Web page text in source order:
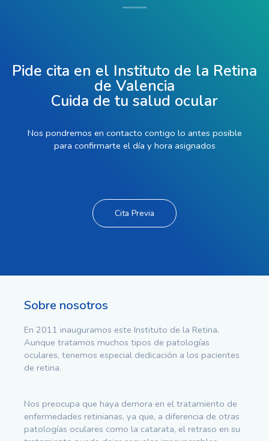
Pide cita en el Instituto de la Retina
de Valencia
Cuida de tu salud ocular
Nos pondremos en contacto contigo lo antes posible
para confirmarte el día y hora asignados
Cita Previa
Sobre nosotros
En 2011 inauguramos este Instituto de la Retina.
Aunque tratamos muchos tipos de patologías
oculares, tenemos especial dedicación a los pacientes
de retina.
Nos preocupa que haya demora en el tratamiento de
enfermedades retinianas, ya que, a diferencia de otras
patologías oculares como la catarata, el retraso en su